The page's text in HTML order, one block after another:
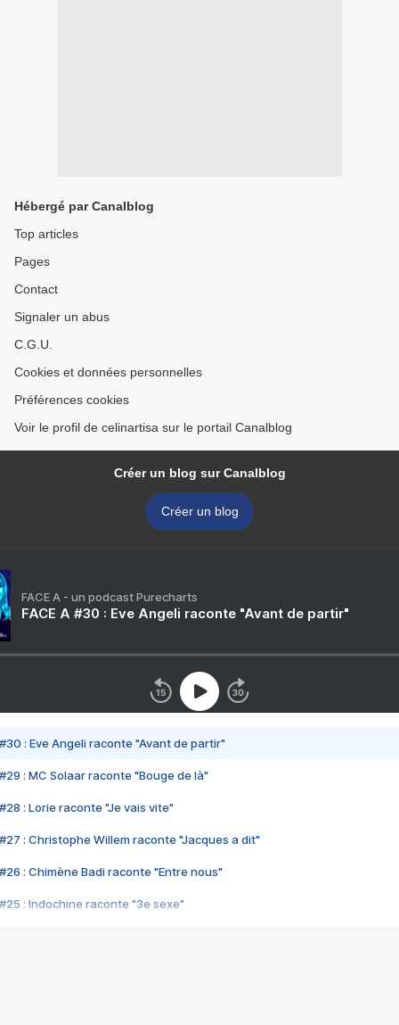
Hébergé par Canalblog
Top articles
Pages
Contact
Signaler un abus
C.G.U.
Cookies et données personnelles
Préférences cookies
Voir le profil de celinartisa sur le portail Canalblog
Créer un blog sur Canalblog
Créer un blog
FACE A - un podcast Purecharts
FACE A #30 : Eve Angeli raconte "Avant de partir"
#30 : Eve Angeli raconte "Avant de partir"
#29 : MC Solaar raconte "Bouge de là"
#28 : Lorie raconte "Je vais vite"
#27 : Christophe Willem raconte "Jacques a dit"
#26 : Chimène Badi raconte "Entre nous"
#25 : Indochine raconte "3e sexe"